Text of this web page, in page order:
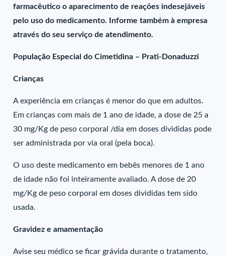
farmacêutico o aparecimento de reações indesejáveis
pelo uso do medicamento. Informe também à empresa
através do seu serviço de atendimento.
População Especial do Cimetidina – Prati-Donaduzzi
Crianças
A experiência em crianças é menor do que em adultos.
Em crianças com mais de 1 ano de idade, a dose de 25 a
30 mg/Kg de peso corporal /dia em doses divididas pode
ser administrada por via oral (pela boca).
O uso deste medicamento em bebês menores de 1 ano
de idade não foi inteiramente avaliado. A dose de 20
mg/Kg de peso corporal em doses divididas tem sido
usada.
Gravidez e amamentação
Avise seu médico se ficar grávida durante o tratamento,